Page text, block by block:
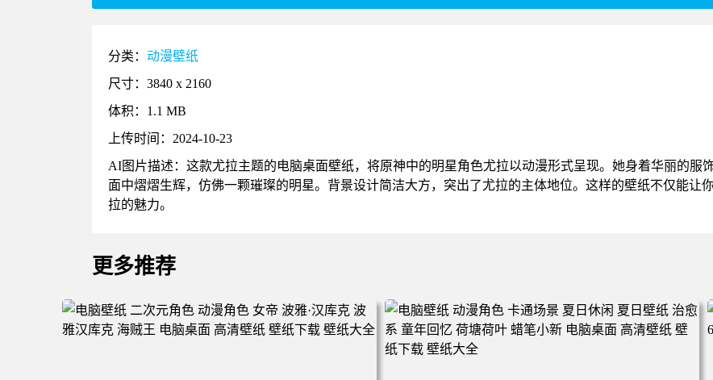
分类：动漫壁纸
尺寸：3840 x 2160
体积：1.1 MB
上传时间：2024-10-23
AI图片描述：这款尤拉主题的电脑桌面壁纸，将原神中的明星角色尤拉以动漫形式呈现。她身着华丽的服
面中熠熠生辉，仿佛一颗璀璨的明星。背景设计简洁大方，突出了尤拉的主体地位。这样的壁纸不仅能让
拉的魅力。
更多推荐